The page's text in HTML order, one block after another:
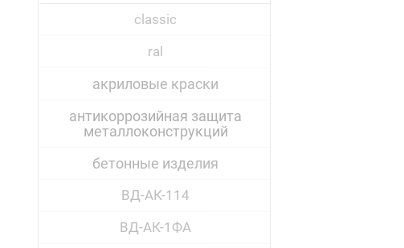
classic
ral
акриловые краски
антикоррозийная защита
металлоконструкций
бетонные изделия
ВД-АК-114
ВД-АК-1ФА